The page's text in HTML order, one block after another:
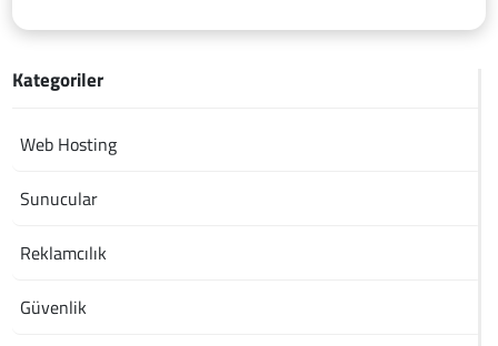
Kategoriler
Web Hosting
Sunucular
Reklamcılık
Güvenlik